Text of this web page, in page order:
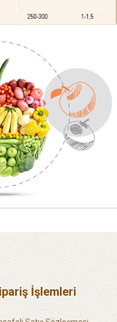
İşlemleri